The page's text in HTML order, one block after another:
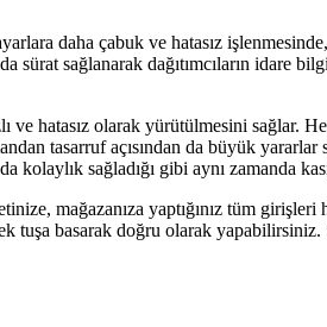
daha çabuk ve hatasız
sürat sağlanarak dağıtımcıların idare
hatasız olarak yürütülmesini sağlar.
tasarruf açısından da büyük
kolaylık sağladığı gibi aynı zamanda
mağazanıza yaptığınız tüm
tuşa basarak doğru olarak